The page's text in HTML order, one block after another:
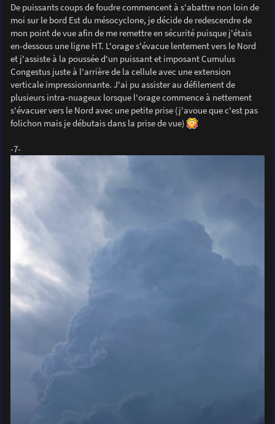
De puissants coups de foudre commencent à s'abattre non loin de
moi sur le bord Est du mésocyclone, je décide de redescendre de
mon point de vue afin de me remettre en sécurité puisque j'étais
en-dessous une ligne HT. L'orage s'évacue lentement vers le Nord
et j'assiste à la poussée d'un puissant et imposant Cumulus
Congestus juste à l'arrière de la cellule avec une extension
verticale impressionnante. J'ai pu assister au défilement de
plusieurs intra-nuageux lorsque l'orage commence à nettement
s'évacuer vers le Nord avec une petite prise (j'avoue que c'est pas
folichon mais je débutais dans la prise de vue)
-7-